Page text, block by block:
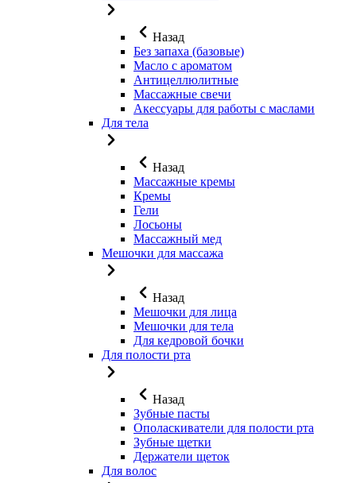
Назад
Без запаха (базовые)
Масло с ароматом
Антицеллюлитные
Массажные свечи
Акессуары для работы с маслами
Для тела
Назад
Массажные кремы
Кремы
Гели
Лосьоны
Массажный мед
Мешочки для массажа
Назад
Мешочки для лица
Мешочки для тела
Для кедровой бочки
Для полости рта
Назад
Зубные пасты
Ополаскиватели для полости рта
Зубные щетки
Держатели щеток
Для волос